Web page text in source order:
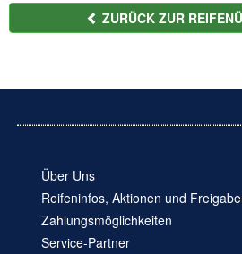
ZURÜCK ZUR
Über Uns
Reifeninfos, Aktionen und
Zahlungsmöglichkeiten
Service-Partner